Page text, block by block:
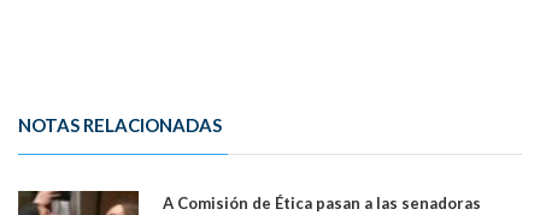
NOTAS RELACIONADAS
A Comisión de Ética pasan a las senadoras